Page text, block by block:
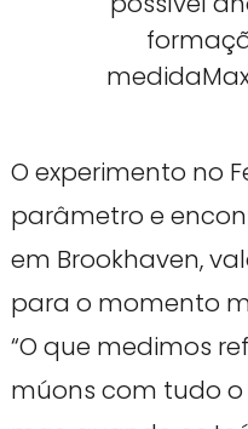
medida
O experimento no
parâmetro e
em Brookhaven,
para o momento
“O que medimos
múons com tudo o